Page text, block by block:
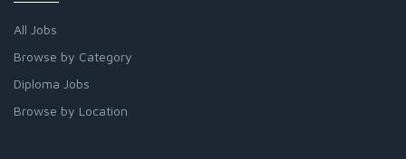
All Jobs
Browse by Category
Diploma Jobs
Browse by Location